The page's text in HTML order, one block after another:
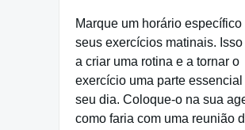
Marque um horário específico
seus exercícios matinais.
a criar uma rotina e a tornar o
exercício uma parte essencial
seu dia. Coloque-o na sua
como faria com uma reunião